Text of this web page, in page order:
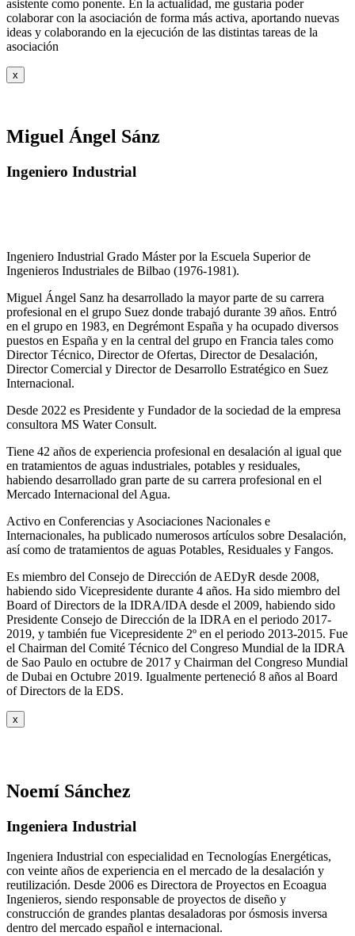
asistente como ponente. En la actualidad, me gustaría poder
colaborar con la asociación de forma más activa, aportando nuevas
ideas y colaborando en la ejecución de las distintas tareas de la
asociación
x
Miguel Ángel Sánz
Ingeniero Industrial
Ingeniero Industrial Grado Máster por la Escuela Superior de
Ingenieros Industriales de Bilbao (1976-1981).
Miguel Ángel Sanz ha desarrollado la mayor parte de su carrera
profesional en el grupo Suez donde trabajó durante 39 años. Entró
en el grupo en 1983, en Degrémont España y ha ocupado diversos
puestos en España y en la central del grupo en Francia tales como
Director Técnico, Director de Ofertas, Director de Desalación,
Director Comercial y Director de Desarrollo Estratégico en Suez
Internacional.
Desde 2022 es Presidente y Fundador de la sociedad de la empresa
consultora MS Water Consult.
Tiene 42 años de experiencia profesional en desalación al igual que
en tratamientos de aguas industriales, potables y residuales,
habiendo desarrollado gran parte de su carrera profesional en el
Mercado Internacional del Agua.
Activo en Conferencias y Asociaciones Nacionales e
Internacionales, ha publicado numerosos artículos sobre Desalación,
así como de tratamientos de aguas Potables, Residuales y Fangos.
Es miembro del Consejo de Dirección de AEDyR desde 2008,
habiendo sido Vicepresidente durante 4 años. Ha sido miembro del
Board of Directors de la IDRA/IDA desde el 2009, habiendo sido
Presidente Consejo de Dirección de la IDRA en el periodo 2017-
2019, y también fue Vicepresidente 2º en el periodo 2013-2015. Fue
el Chairman del Comité Técnico del Congreso Mundial de la IDRA
de Sao Paulo en octubre de 2017 y Chairman del Congreso Mundial
de Dubai en Octubre 2019. Igualmente perteneció 8 años al Board
of Directors de la EDS.
x
Noemí Sánchez
Ingeniera Industrial
Ingeniera Industrial con especialidad en Tecnologías Energéticas,
con veinte años de experiencia en el mercado de la desalación y
reutilización. Desde 2006 es Directora de Proyectos en Ecoagua
Ingenieros, siendo responsable de proyectos de diseño y
construcción de grandes plantas desaladoras por ósmosis inversa
dentro del mercado español e internacional.